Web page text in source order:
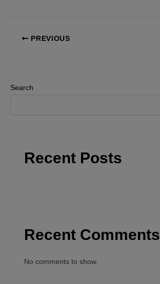
PREVIOUS
Search
Recent Posts
Recent Comments
No comments to show.